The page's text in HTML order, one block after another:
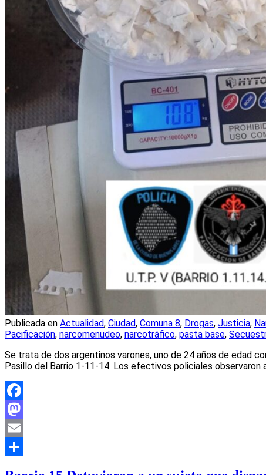
Publicada en Actualidad, Ciudad, Comuna 8, Drogas, Justicia,
Pacificación, narcomenudeo, narcotráfico, pasta base,
Se trata de dos argentinos varones, uno de 24 años de edad
Pasillo del Barrio 1-11-14. Los efectivos policiales observaron
Facebook
Mastodon
Email